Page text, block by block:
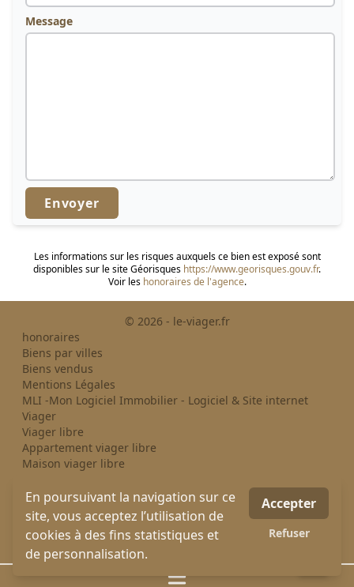
Message
Envoyer
Les informations sur les risques auxquels ce bien est exposé sont
disponibles sur le site Géorisques https://www.georisques.gouv.fr.
Voir les honoraires de l'agence.
© 2026 - le-viager.fr
honoraires
Biens par villes
Biens vendus
Mentions Légales
MLI -Mon Logiciel Immobilier - Logiciel & Site internet
Viager
Viager libre
Appartement viager libre
Maison viager libre
Viager occupé
Appartement viager occupé
Maison viager occupé
Divers viager occupé
En poursuivant la navigation sur ce
site, vous acceptez l’utilisation de
cookies à des fins statistiques et
de personnalisation.
Accepter
Refuser